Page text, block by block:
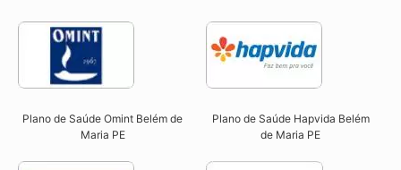
Plano de Saúde Omint Belém de
Maria PE​
Plano de Saúde Hapvida Belém
de Maria PE​